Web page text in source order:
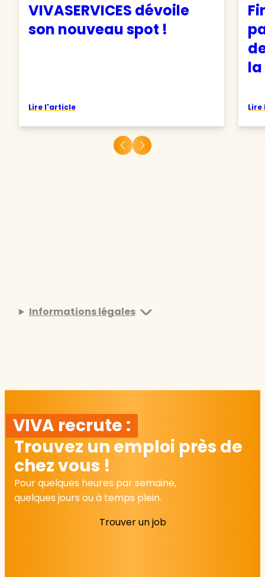
VIVASERVICES dévoile
son nouveau spot !
Lire l'article
la
Informations légales
VIVA recrute :
Trouvez un emploi près de
chez vous !
Pour quelques heures par semaine,
quelques jours ou à temps plein.
Trouver un job